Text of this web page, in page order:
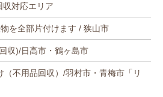
収対応エリア
を全部片付けます / 狭山市
収)/日高市・鶴ヶ島市
（不用品回収）/羽村市・青梅市「リ